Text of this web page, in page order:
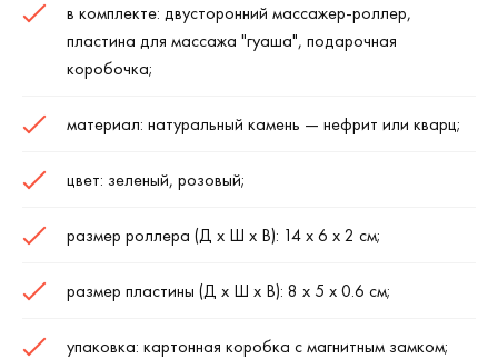
в комплекте: двусторонний массажер-роллер,
пластина для массажа "гуаша", подарочная
коробочка;
материал: натуральный камень — нефрит или кварц;
цвет: зеленый, розовый;
размер роллера (Д х Ш х В): 14 х 6 х 2 см;
размер пластины (Д х Ш х В): 8 х 5 х 0.6 см;
упаковка: картонная коробка с магнитным замком;